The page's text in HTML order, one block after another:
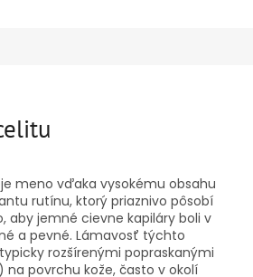
meno vďaka vysokému obsahu
rutínu, ktorý priaznivo pôsobí
aby jemné cievne kapiláry boli v
a pevné. Lámavosť týchto
rozšírenými popraskanými
povrchu kože, často v okolí